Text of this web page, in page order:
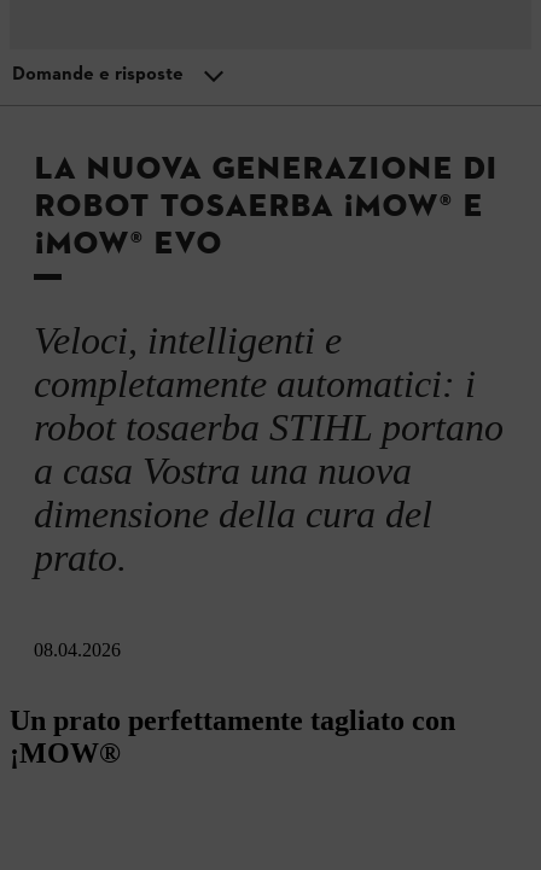
Tecnologia di robot tosaerba ¡MOW® di STIHL
LA NUOVA GENERAZIONE DI
ROBOT TOSAERBA ¡MOW® E
¡MOW® EVO
Veloci, intelligenti e
completamente automatici: i
robot tosaerba STIHL portano
a casa Vostra una nuova
dimensione della cura del
prato.
08.04.2026
Un prato perfettamente tagliato con
¡MOW®
Domande e risposte
Vantaggi della STIHL ¡MOW
Installazione di STIHL iMOW®